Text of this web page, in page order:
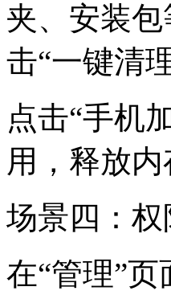
夹、安装包
击“一键清
点击“手机
用，释放
场景四：权
在“管理”